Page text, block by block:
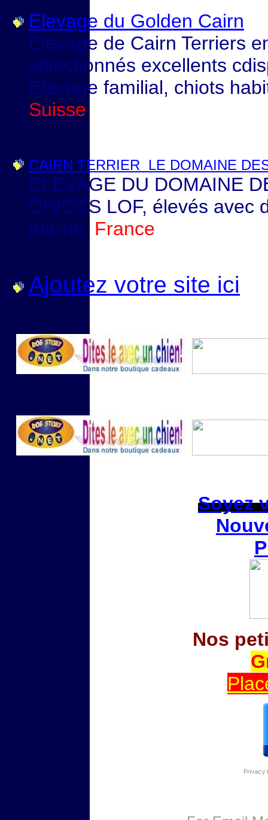
Elevage du Golden Cairn
Elevage de Cairn Terriers
sélectionnés excellents
Elevage familial, chiots
Suisse
CAIRN TERRIER LE DOMAINE
ELEVAGE DU DOMAINE
CHIOTS LOF, élevés avec
marne. France
Ajoutez votre site ici
Soyez
Nos